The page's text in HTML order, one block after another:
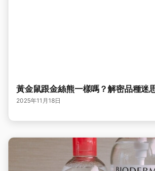
黃金鼠跟金絲熊一樣嗎？解密品種迷
2025年11月18日